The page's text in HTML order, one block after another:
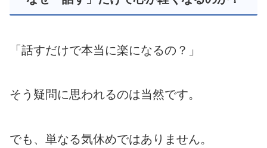
「話すだけで本当に楽になるの？」
そう疑問に思われるのは当然です。
でも、単なる気休めではありません。